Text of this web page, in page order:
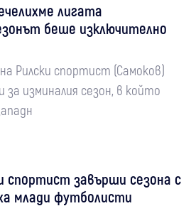
лигата
беше изключително
Рилски спортист (Самоков)
за изминалия сезон, в който
завърши сезона с
млади футболисти